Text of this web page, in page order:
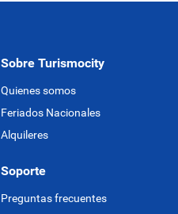
Sobre Turismocity
Quienes somos
Feriados Nacionales
Alquileres
Soporte
Preguntas frecuentes